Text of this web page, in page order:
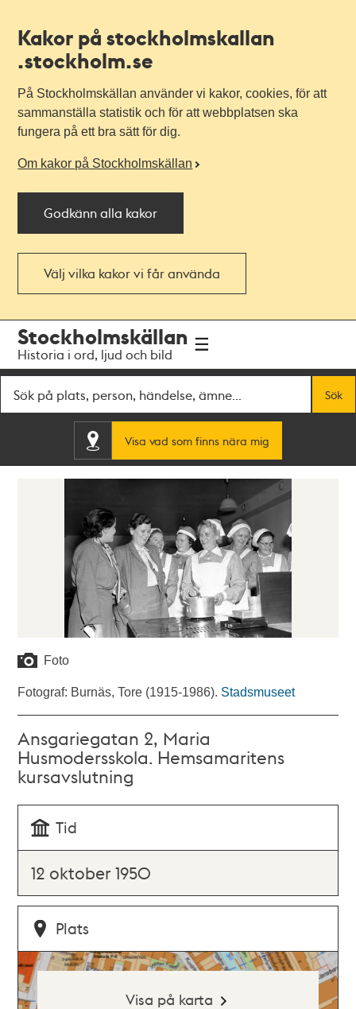
Kakor på stockholmskallan
.stockholm.se
På Stockholmskällan använder vi kakor, cookies, för att
sammanställa statistik och för att webbplatsen ska
fungera på ett bra sätt för dig.
Om kakor på Stockholmskällan
Godkänn alla kakor
Välj vilka kakor vi får använda
navigationen
huvudinnehållet
Stockholmskällan
Historia i ord, ljud och bild
Sök
Visa vad som finns nära mig
Foto
Fotograf: Burnäs, Tore (1915-1986). Stadsmuseet
Ansgariegatan 2, Maria
Husmodersskola. Hemsamaritens
kursavslutning
Tid
12 oktober 1950
Plats
Visa på karta